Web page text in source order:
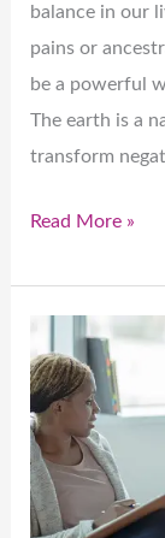
balance in our
pains or
be a powerful
The earth is a
transform
Read More »
सणांच्या
काळात
आरोग्याची
काळजी
कशी
घ्यावी: